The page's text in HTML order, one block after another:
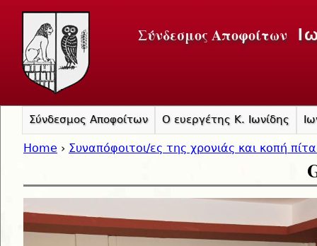
Σύνδεσμος Αποφοίτων
Home › Συναπόφοιτοι/ες της χρονιάς και κοπή
Σύνδεσμος Αποφοίτων Ο ευεργέτης Κ. Ιωνίδης